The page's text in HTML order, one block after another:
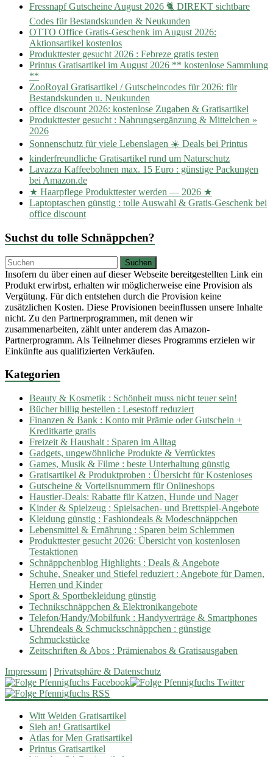
Fressnapf Gutscheine August 2026 🐈 DIREKT sichtbare
Codes für Bestandskunden & Neukunden
OTTO Office Gratis-Geschenk im August 2026:
Aktionsartikel kostenlos
Produkttester gesucht 2026 : Febreze gratis testen
Printus Gratisartikel im August 2026 ** kostenlose Sammlung
**
ZooRoyal Gratisartikel / Gutscheincodes für 2026: für
Bestandskunden u. Neukunden
office discount 2026: kostenlose Zugaben & Gratisartikel
Produkttester gesucht : Nahrungsergänzung & Mittelchen »
2026
Sonnenschutz für viele Lebenslagen ☀️ Deals bei Printus
kinderfreundliche Gratisartikel rund um Naturschutz
Lavazza Kaffeebohnen max. 15 Euro : günstige Packungen
bei Amazon.de
★ Haarpflege Produkttester werden — 2026 ★
Laptoptaschen günstig : tolle Auswahl & Gratis-Geschenk bei
office discount
Suchst du tolle Schnäppchen?
Insofern du über einen auf dieser Webseite bereitgestellten Link ein
Produkt erwirbst, erhalten wir möglicherweise eine Provision als
Vergütung. Für dich entstehen durch die Provision keine
zusätzlichen Kosten. Diese Provisionen beeinflussen unsere Inhalte
nicht. Zu den Partnerprogrammen, mit denen wir
zusammenarbeiten, zählt unter anderem das Amazon-
Partnerprogramm. Als Teilnehmer dieses Programms erzielen wir
Einkünfte aus qualifizierten Verkäufen.
Kategorien
Beauty & Kosmetik : Schönheit muss nicht teuer sein!
Bücher billig bestellen : Lesestoff reduziert
Finanzen & Bank : Konto mit Prämie oder Gutschein +
Kreditkarte gratis
Freizeit & Haushalt : Sparen im Alltag
Gadgets, ungewöhnliche Produkte & Verrücktes
Games, Musik & Filme : beste Unterhaltung günstig
Gratisartikel & Produktproben : Übersicht für Kostenloses
Gutscheine & Vorteilsnummern für Onlineshops
Haustier-Deals: Rabatte für Katzen, Hunde und Nager
Kinder & Spielzeug : Spielsachen- und Brettspiel-Angebote
Kleidung günstig : Fashiondeals & Modeschnäppchen
Lebensmittel & Ernährung : Sparen beim Schlemmen
Produkttester gesucht 2026: Übersicht von kostenlosen
Testaktionen
Schnäppchenblog Highlights : Deals & Angebote
Schuhe, Sneaker und Stiefel reduziert : Angebote für Damen,
Herren und Kinder
Sport & Sportbekleidung günstig
Technikschnäppchen & Elektronikangebote
Telefon/Handy/Mobilfunk : Handyverträge & Smartphones
Uhrendeals & Schmuckschnäppchen : günstige
Schmuckstücke
Zeitschriften & Abos : Prämienabos & Gratisausgaben
Impressum | Privatsphäre & Datenschutz
Witt Weiden Gratisartikel
Sieh an! Gratisartikel
Atlas for Men Gratisartikel
Printus Gratisartikel